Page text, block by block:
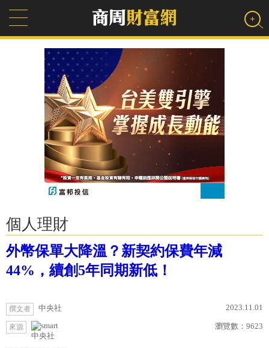
個人理財
外幣保單大降溫？新契約保費年減
44%，續創5年同期新低！
撰文者 中央社 2023.11.01
來源
中央社
瀏覽數： 9623